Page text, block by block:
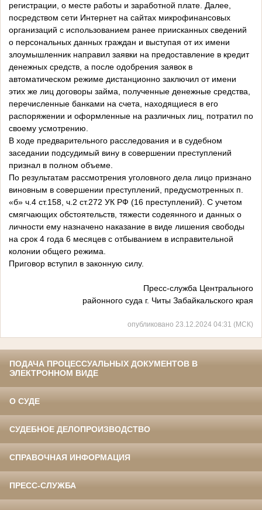
регистрации, о месте работы и заработной плате. Далее,
посредством сети Интернет на сайтах микрофинансовых
организаций с использованием ранее приисканных сведений
о персональных данных граждан и выступая от их имени
злоумышленник направил заявки на предоставление в кредит
денежных средств, а после одобрения заявок в
автоматическом режиме дистанционно заключил от имени
этих же лиц договоры займа, полученные денежные средства,
перечисленные банками на счета, находящиеся в его
распоряжении и оформленные на различных лиц, потратил по
своему усмотрению.
В ходе предварительного расследования и в судебном
заседании подсудимый вину в совершении преступлений
признал в полном объеме.
По результатам рассмотрения уголовного дела лицо признано
виновным в совершении преступлений, предусмотренных п.
«б» ч.4 ст.158, ч.2 ст.272 УК РФ (16 преступлений). С учетом
смягчающих обстоятельств, тяжести содеянного и данных о
личности ему назначено наказание в виде лишения свободы
на срок 4 года 6 месяцев с отбыванием в исправительной
колонии общего режима.
Приговор вступил в законную силу.
Пресс-служба Центрального
районного суда г. Читы Забайкальского края
опубликовано 23.12.2024 04:31 (МСК)
ПОДАЧА ПРОЦЕССУАЛЬНЫХ ДОКУМЕНТОВ В
ЭЛЕКТРОННОМ ВИДЕ
О СУДЕ
СУДЕБНОЕ ДЕЛОПРОИЗВОДСТВО
СПРАВОЧНАЯ ИНФОРМАЦИЯ
ПРЕСС-СЛУЖБА